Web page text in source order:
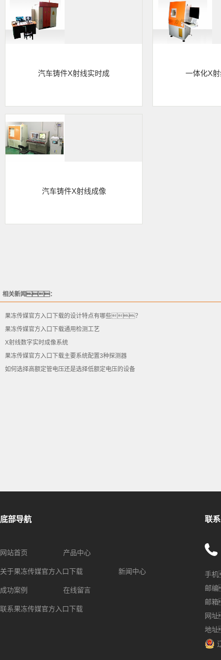
汽车铸件X射线实时成 一体化X
汽车铸件X射线成像
相关新闻：
果冻传媒官方入口下载的设计特点有哪些？
果冻传媒官方入口下载通用检测工艺
X射线数字实时成像系统
果冻传媒官方入口下载主要系统配置3种探测器
如何选择高额定管电压还是选择低额定电压的设备
底部导航
网站首页 产品中心
关于果冻传媒官方入口下载 新闻中心
成功案例 在线留言
联系果冻传媒官方入口下载
联
手
邮
邮
网
地